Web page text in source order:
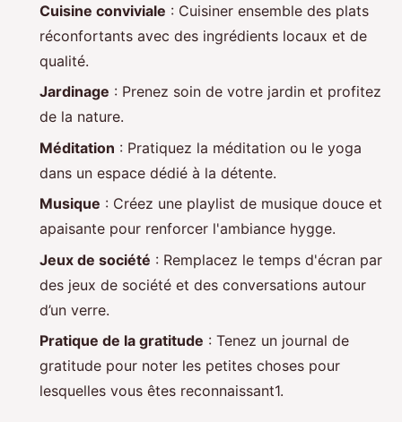
Cuisine conviviale : Cuisiner ensemble des plats
réconfortants avec des ingrédients locaux et de
qualité.
Jardinage : Prenez soin de votre jardin et profitez
de la nature.
Méditation : Pratiquez la méditation ou le yoga
dans un espace dédié à la détente.
Musique : Créez une playlist de musique douce et
apaisante pour renforcer l'ambiance hygge.
Jeux de société : Remplacez le temps d'écran par
des jeux de société et des conversations autour
d’un verre.
Pratique de la gratitude : Tenez un journal de
gratitude pour noter les petites choses pour
lesquelles vous êtes reconnaissant1.